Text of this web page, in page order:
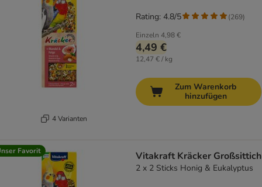
4 Varianten
Einzeln 4,98 €
4,49 €
12,47 € / kg
Rating: 4.8/5 (269)
Zum Warenkorb
hinzufügen
Favorit Vitakraft Kräcker Großsittich
2 x 2 Sticks Honig & Eukalyptus